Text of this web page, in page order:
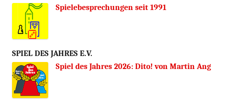
Spielebesprechungen seit 1991
SPIEL DES JAHRES E.V.
Spiel des Jahres 2026: Dito! von Martin Ang